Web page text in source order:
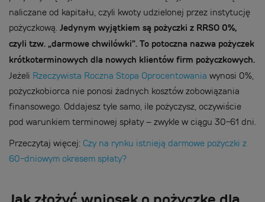
naliczane od kapitału, czyli kwoty udzielonej przez instytucję
pożyczkową. Jedynym wyjątkiem są pożyczki z RRSO 0%,
czyli tzw. „darmowe chwilówki”. To potoczna nazwa pożyczek
krótkoterminowych dla nowych klientów firm pożyczkowych.
Jeżeli Rzeczywista Roczna Stopa Oprocentowania wynosi 0%,
pożyczkobiorca nie ponosi żadnych kosztów zobowiązania
finansowego. Oddajesz tyle samo, ile pożyczysz, oczywiście
pod warunkiem terminowej spłaty – zwykle w ciągu 30-61 dni.
Przeczytaj więcej: Czy na rynku istnieją darmowe pożyczki z
60-dniowym okresem spłaty?